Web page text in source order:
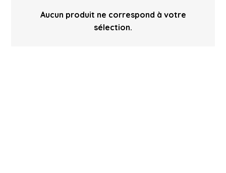
Aucun produit ne correspond à votre
sélection.